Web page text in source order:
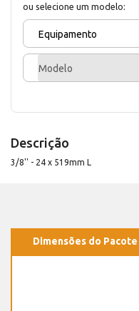
ou selecione um modelo:
Equipamento
Modelo
Descrição
3/8'' - 24 x 519mm L
Dimensões do Pacote